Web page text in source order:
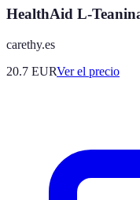
HealthAid L-
carethy.es
20.7 EURVer el precio